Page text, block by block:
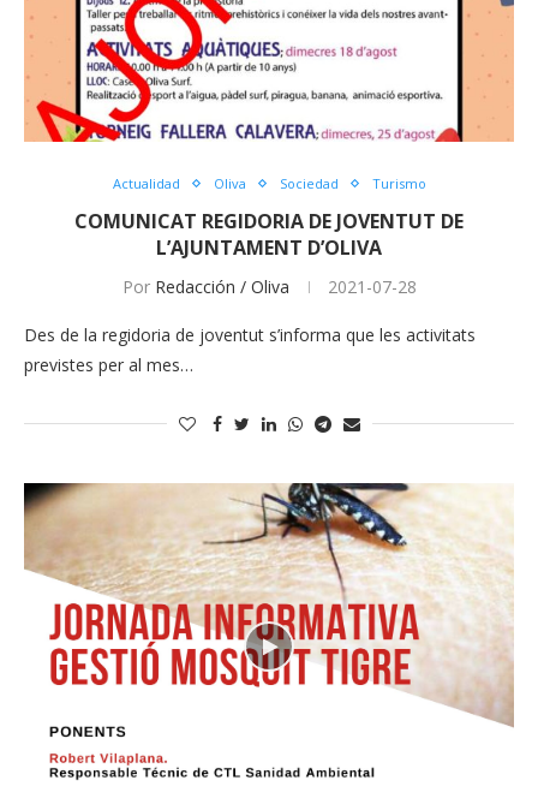
Actualidad Oliva Sociedad Turismo
COMUNICAT REGIDORIA DE JOVENTUT DE
L’AJUNTAMENT D’OLIVA
Por Redacción / Oliva 2021-07-28
Des de la regidoria de joventut s’informa que les activitats
previstes per al mes…